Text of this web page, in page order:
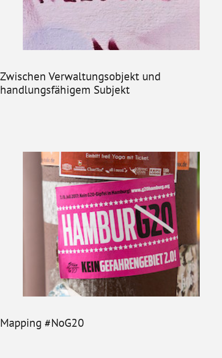
Zwischen Verwaltungsobjekt und
handlungsfähigem Subjekt
Mapping #NoG20